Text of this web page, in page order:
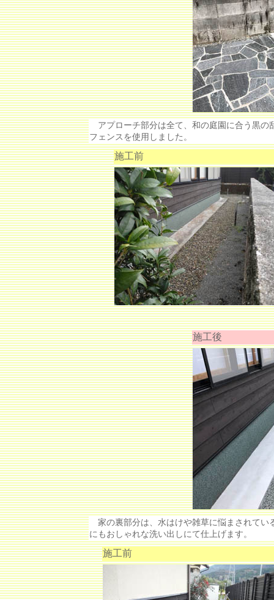
アプローチ部分は全て、和の庭園に合う黒の
フェンスを使用しました。
施工前
施工後
家の裏部分は、水はけや雑草に悩まされてい
にもおしゃれな洗い出しにて仕上げます。
施工前